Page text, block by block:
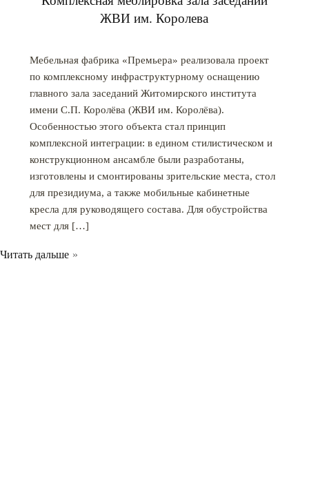
ЖВИ им. Королева
Мебельная фабрика «Премьера» реализовала проект
по комплексному инфраструктурному оснащению
главного зала заседаний Житомирского института
имени С.П. Королёва (ЖВИ им. Королёва).
Особенностью этого объекта стал принцип
комплексной интеграции: в едином стилистическом и
конструкционном ансамбле были разработаны,
изготовлены и смонтированы зрительские места, стол
для президиума, а также мобильные кабинетные
кресла для руководящего состава. Для обустройства
мест для […]
Читать дальше